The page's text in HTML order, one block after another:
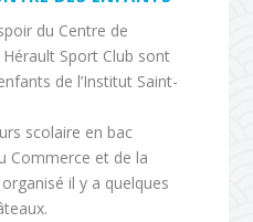
du Centre de
Sport Club sont
de l’Institut Saint-
scolaire en bac
Commerce et de la
il y a quelques